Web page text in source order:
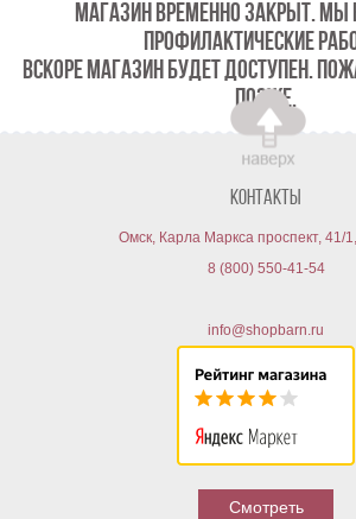
МАГАЗИН ВРЕМЕННО ЗАКРЫТ.
ПРОФИЛАКТИЧЕСКИЕ
ВСКОРЕ МАГАЗИН БУДЕТ ДОСТУПЕН.
ПОЗЖЕ.
Контакты
Омск, Карла Маркса проспект, 41/
8 (800) 550-41-54
info@shopbarn.ru
Смотреть